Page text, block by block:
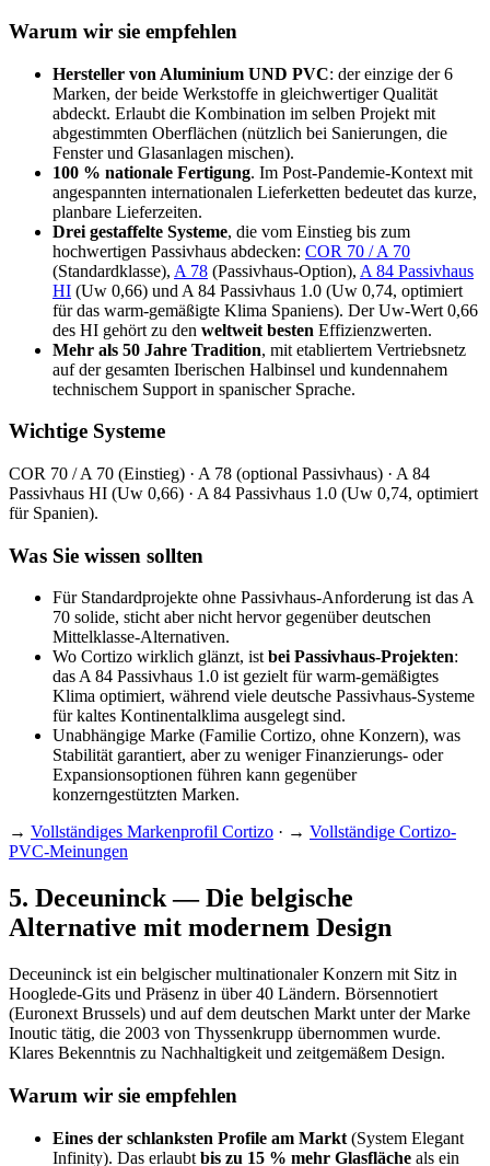
Warum wir sie empfehlen
Hersteller von Aluminium UND PVC: der einzige der 6
Marken, der beide Werkstoffe in gleichwertiger Qualität
abdeckt. Erlaubt die Kombination im selben Projekt mit
abgestimmten Oberflächen (nützlich bei Sanierungen, die
Fenster und Glasanlagen mischen).
100 % nationale Fertigung. Im Post-Pandemie-Kontext mit
angespannten internationalen Lieferketten bedeutet das kurze,
planbare Lieferzeiten.
Drei gestaffelte Systeme, die vom Einstieg bis zum
hochwertigen Passivhaus abdecken: COR 70 / A 70
(Standardklasse), A 78 (Passivhaus-Option), A 84 Passivhaus
HI (Uw 0,66) und A 84 Passivhaus 1.0 (Uw 0,74, optimiert
für das warm-gemäßigte Klima Spaniens). Der Uw-Wert 0,66
des HI gehört zu den weltweit besten Effizienzwerten.
Mehr als 50 Jahre Tradition, mit etabliertem Vertriebsnetz
auf der gesamten Iberischen Halbinsel und kundennahem
technischem Support in spanischer Sprache.
Wichtige Systeme
COR 70 / A 70 (Einstieg) · A 78 (optional Passivhaus) · A 84
Passivhaus HI (Uw 0,66) · A 84 Passivhaus 1.0 (Uw 0,74, optimiert
für Spanien).
Was Sie wissen sollten
Für Standardprojekte ohne Passivhaus-Anforderung ist das A
70 solide, sticht aber nicht hervor gegenüber deutschen
Mittelklasse-Alternativen.
Wo Cortizo wirklich glänzt, ist bei Passivhaus-Projekten:
das A 84 Passivhaus 1.0 ist gezielt für warm-gemäßigtes
Klima optimiert, während viele deutsche Passivhaus-Systeme
für kaltes Kontinentalklima ausgelegt sind.
Unabhängige Marke (Familie Cortizo, ohne Konzern), was
Stabilität garantiert, aber zu weniger Finanzierungs- oder
Expansionsoptionen führen kann gegenüber
konzerngestützten Marken.
→ Vollständiges Markenprofil Cortizo · → Vollständige Cortizo-
PVC-Meinungen
5. Deceuninck — Die belgische
Alternative mit modernem Design
Deceuninck ist ein belgischer multinationaler Konzern mit Sitz in
Hooglede-Gits und Präsenz in über 40 Ländern. Börsennotiert
(Euronext Brussels) und auf dem deutschen Markt unter der Marke
Inoutic tätig, die 2003 von Thyssenkrupp übernommen wurde.
Klares Bekenntnis zu Nachhaltigkeit und zeitgemäßem Design.
Warum wir sie empfehlen
Eines der schlanksten Profile am Markt (System Elegant
Infinity). Das erlaubt bis zu 15 % mehr Glasfläche als ein